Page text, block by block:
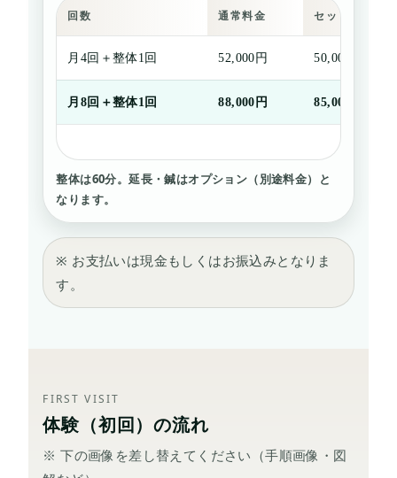
回数 通常料金 セット料金
月4回＋整体1回 52,000円 50,000円
月8回＋整体1回 88,000円 85,000円
整体は60分。延長・鍼はオプション（別途料金）と
なります。
※ お支払いは現金もしくはお振込みとなりま
す。
FIRST VISIT
体験（初回）の流れ
※ 下の画像を差し替えてください（手順画像・図